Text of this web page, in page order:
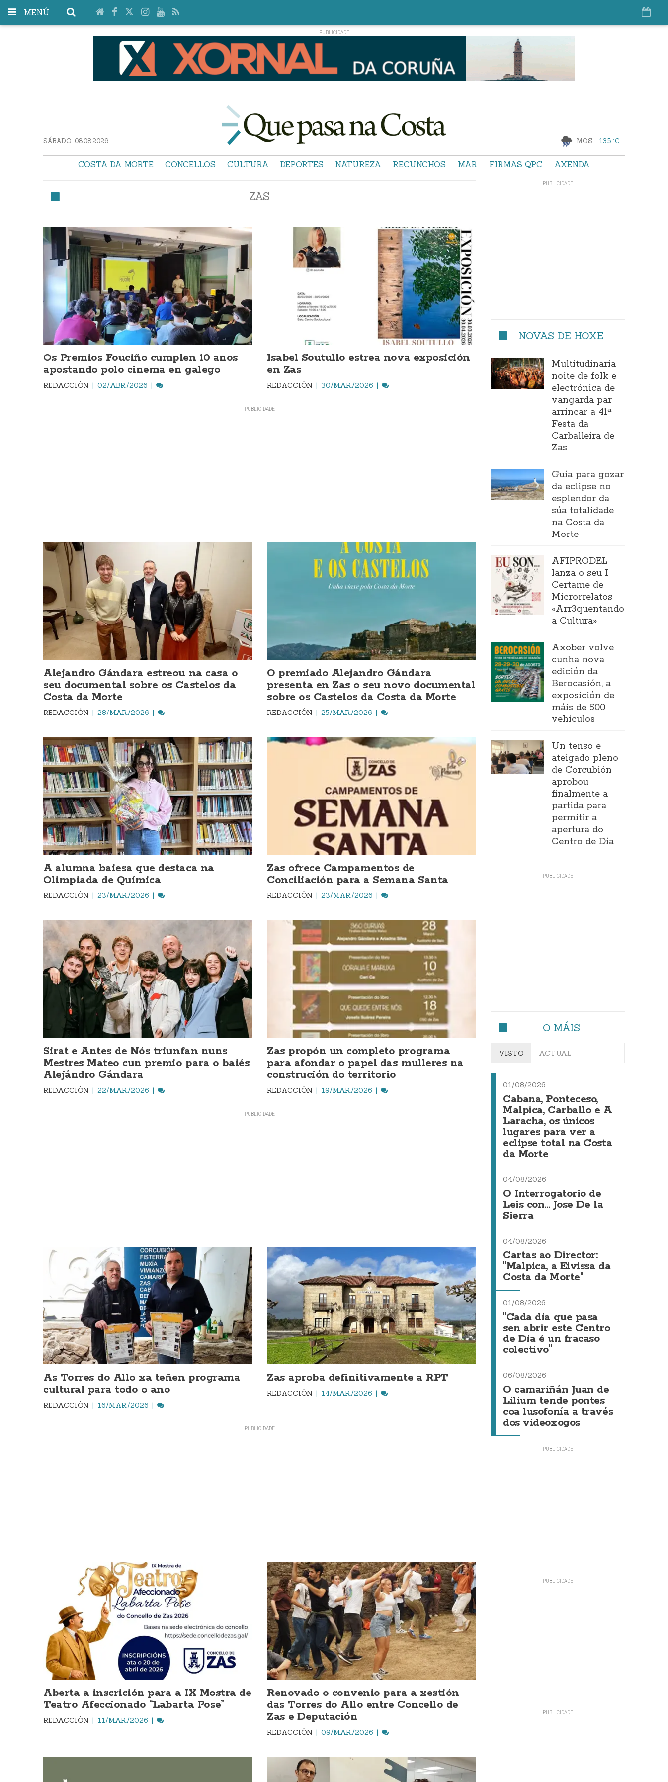
MENÚ
SÁBADO. 08.08.2026 MOS 13.5 °C
COSTA DA MORTE CONCELLOS CULTURA DEPORTES NATUREZA RECUNCHOS MAR FIRMAS QPC AXENDA
ZAS
Os Premios Fouciño cumplen 10 anos
apostando polo cinema en galego
REDACCIÓN 02/ABR./2026
Isabel Soutullo estrea nova exposición
en Zas
REDACCIÓN 30/MAR./2026
Alejandro Gándara estreou na casa o
seu documental sobre os Castelos da
Costa da Morte
REDACCIÓN 28/MAR./2026
O premiado Alejandro Gándara
presenta en Zas o seu novo documental
sobre os Castelos da Costa da Morte
REDACCIÓN 25/MAR./2026
A alumna baiesa que destaca na
Olimpiada de Química
REDACCIÓN 23/MAR./2026
Zas ofrece Campamentos de
Conciliación para a Semana Santa
REDACCIÓN 23/MAR./2026
Sirat e Antes de Nós triunfan nuns
Mestres Mateo cun premio para o baiés
Alejándro Gándara
REDACCIÓN 22/MAR./2026
Zas propón un completo programa
para afondar o papel das mulleres na
construción do territorio
REDACCIÓN 19/MAR./2026
As Torres do Allo xa teñen programa
cultural para todo o ano
REDACCIÓN 16/MAR./2026
Zas aproba definitivamente a RPT
REDACCIÓN 14/MAR./2026
Aberta a inscrición para a IX Mostra de
Teatro Afeccionado “Labarta Pose”
REDACCIÓN 11/MAR./2026
Renovado o convenio para a xestión
das Torres do Allo entre Concello de
Zas e Deputación
REDACCIÓN 09/MAR./2026
NOVAS DE HOXE
Multitudinaria
noite de folk e
electrónica de
vangarda par
arrincar a 41ª
Festa da
Carballeira de
Zas
Guía para gozar
da eclipse no
esplendor da
súa totalidade
na Costa da
Morte
AFIPRODEL
lanza o seu I
Certame de
Microrrelatos
«Arr3quentando
a Cultura»
Axober volve
cunha nova
edición da
Berocasión, a
exposición de
máis de 500
vehículos
Un tenso e
ateigado pleno
de Corcubión
aprobou
finalmente a
partida para
permitir a
apertura do
Centro de Día
O MÁIS
VISTO ACTUAL
01/08/2026
Cabana, Ponteceso,
Malpica, Carballo e A
Laracha, os únicos
lugares para ver a
eclipse total na Costa
da Morte
04/08/2026
O Interrogatorio de
Leis con... Jose De la
Sierra
04/08/2026
Cartas ao Director:
"Malpica, a Eivissa da
Costa da Morte"
01/08/2026
"Cada día que pasa
sen abrir este Centro
de Día é un fracaso
colectivo"
06/08/2026
O camariñán Juan de
Lilium tende pontes
coa lusofonía a través
dos videoxogos